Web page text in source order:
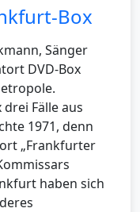
Box
Sänger
DVD-Box
Fälle aus
1971, denn
„Frankfurter
haben sich